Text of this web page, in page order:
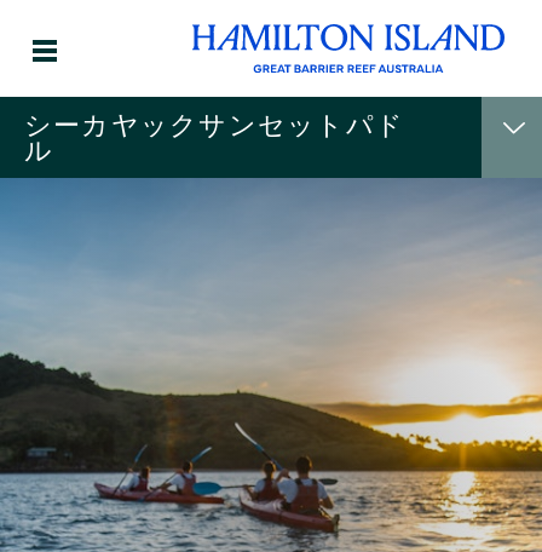
シーカヤックサンセットパド
ル